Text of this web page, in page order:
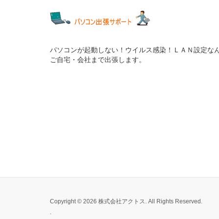
パソコンが起動しない！ウイルス感染！ＬＡＮ設定な
ご自宅・会社まで出張します。
Copyright © 2026 株式会社アクトス. All Rights Reserved.
.